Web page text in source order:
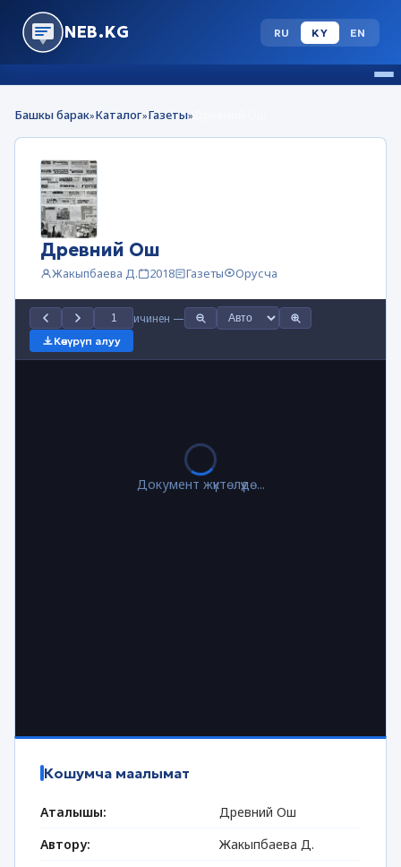
NEB.KG RU KY EN
Башкы барак»Каталог»Газеты»
Древний Ош
Жакыпбаева Д. 2018 Газеты Орусча
ичинен —
Көчүрүп алуу
Документ жүктөлүүдө...
Кошумча маалымат
Аталышы:
Древний Ош
Автору:
Жакыпбаева Д.